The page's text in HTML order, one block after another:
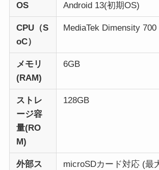
OS Android 13(初期OS)
CPU（S
oC）
MediaTek Dimensity 700
メモリ
(RAM)
6GB
ストレ
ージ容
量(RO
M)
128GB
外部ス
microSDカード対応 (最